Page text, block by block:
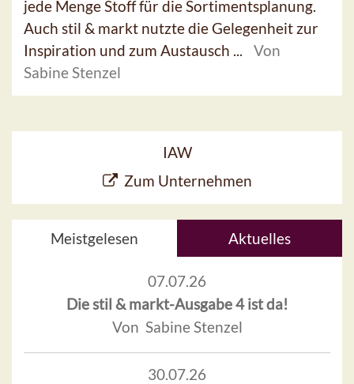
jede Menge Stoff für die Sortimentsplanung.
Auch stil & markt nutzte die Gelegenheit zur
Inspiration und zum Austausch ...
Von
Sabine Stenzel
IAW
Zum Unternehmen
Meistgelesen Aktuelles
07.07.26
Die stil & markt-Ausgabe 4 ist da!
Von Sabine Stenzel
30.07.26